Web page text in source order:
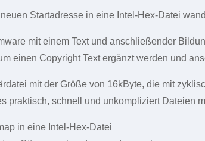
Startadresse in eine Intel-Hex-Datei
mit einem Text und anschließender
einen Copyright Text ergänzt werden und
mit der Größe von 16kByte, die mit
praktisch, schnell und unkompliziert
in eine Intel-Hex-Datei